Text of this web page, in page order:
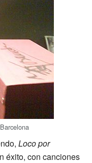
Loco por
éxito, con canciones